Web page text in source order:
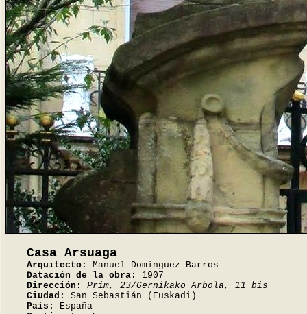
Casa Arsuaga
Arquitecto:
Manuel Domínguez Barros
Datación de la obra:
1907
Dirección:
Prim, 23/Gernikako Arbola, 11 bis
Ciudad:
San Sebastián (Euskadi)
País:
España